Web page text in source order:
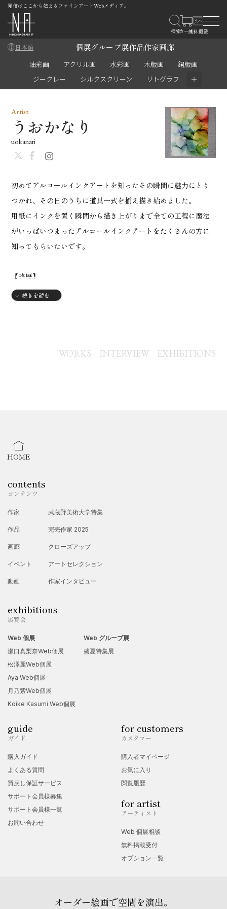
発信はここから始まるファインアートWebメディア。
日本語 個展グループ展作品作家画廊
油彩画 アクリル画 水彩画 木版画
銅版画
ジークレー
シルクスクリーン リトグラフ ＋
初めてアルコールインクアートを知ったその瞬間に魅力にとり
つかれ、その日のうちに道具一式を揃え描き始めました。
用紙にインクを置く瞬間から描き上がりまで全ての工程に魔法
がいっぱいつまったアルコールインクアートをたくさんの方に
知ってもらいたいです。
【略歴】
1984年
第3回 Art Market in 台場
・みなとみらいギャラリー
続きを読む
Artist
うおかなり
uokanari
WORKS INTERVIEW EXHIBITIONS
HOME
contents
コンテンツ
作家
作品
画廊
イベント
動画
武蔵野美術大学特集
完売作家 2025
クローズアップ
アートセレクション
作家インタビュー
exhibitions
展覧会
Web 個展
瀬口真梨奈Web個展
松澤麗Web個展
Aya Web個展
月乃紫Web個展
Koike Kasumi Web個展
Web グループ展
盛夏特集展
guide
ガイド
購入ガイド
よくある質問
買戻し保証サービス
サポート会員様募集
サポート会員様一覧
お問い合わせ
for customers
カスタマー
購入者マイページ
お気に入り
閲覧履歴
for artist
アーティスト
Web 個展相談
無料掲載受付
オプション一覧
オーダー絵画で空間を演出。